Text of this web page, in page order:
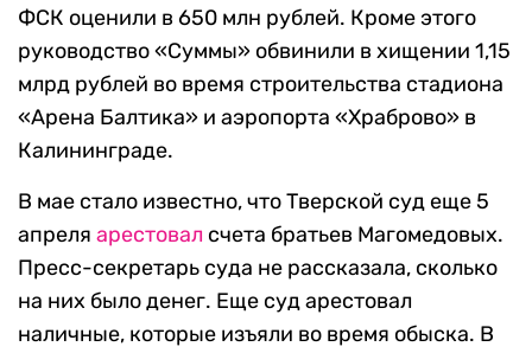
ФСК оценили в 650 млн рублей. Кроме этого
руководство «Суммы» обвинили в хищении 1,15
млрд рублей во время строительства стадиона
«Арена Балтика» и аэропорта «Храброво» в
Калининграде.
В мае стало известно, что Тверской суд еще 5
апреля арестовал счета братьев Магомедовых.
Пресс-секретарь суда не рассказала, сколько
на них было денег. Еще суд арестовал
наличные, которые изъяли во время обыска. В